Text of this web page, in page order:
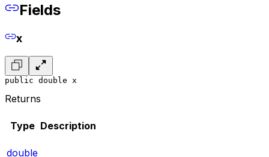
Fields
x
public double x
Returns
Type Description
double